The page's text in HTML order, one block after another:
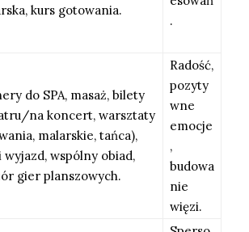
kurs gotowania.
.
do SPA, masaż, bilety
na koncert, warsztaty
malarskie, tańca),
wspólny obiad,
gier planszowych.
Radość,
pozyty
wne
emocje
,
budowa
nie
więzi.